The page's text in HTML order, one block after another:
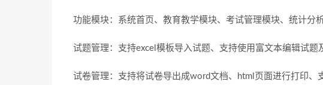
功能模块：系统首页、教育教学模块、考试管理模块、统计分
试题管理：支持excel模板导入试题、支持使用富文本编辑试
试卷管理：支持将试卷导出成word文档、html页面进行打印、